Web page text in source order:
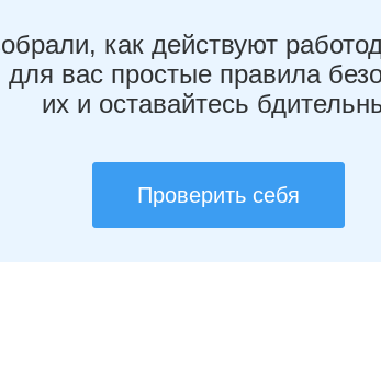
как действуют
для вас простые правила
их и оставайтесь
Проверить себя